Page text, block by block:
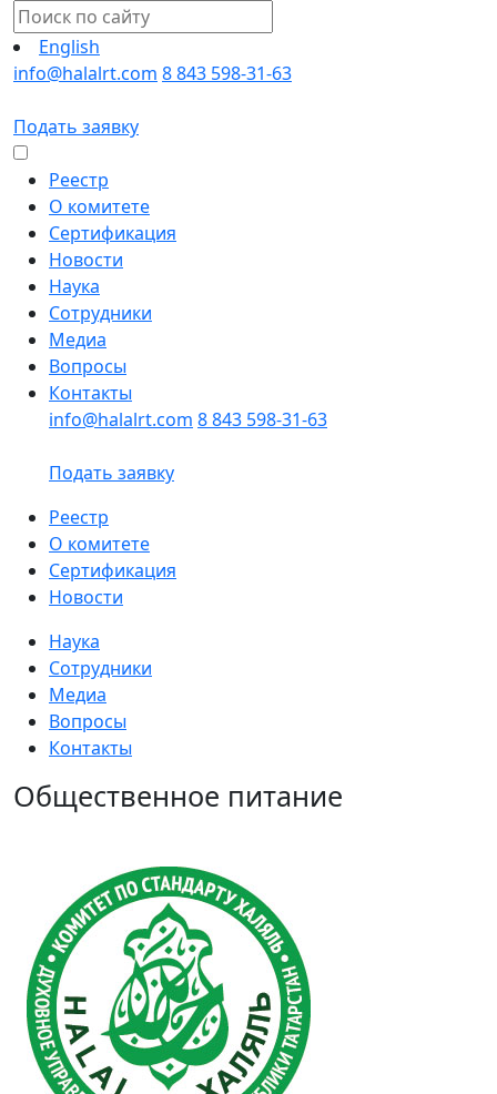
English
info@halalrt.com 8 843 598-31-63
Подать заявку
Реестр
О комитете
Сертификация
Новости
Наука
Сотрудники
Медиа
Вопросы
Контакты
info@halalrt.com 8 843 598-31-63
Подать заявку
Реестр
О комитете
Сертификация
Новости
Наука
Сотрудники
Медиа
Вопросы
Контакты
Общественное питание